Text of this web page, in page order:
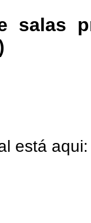
salas
está